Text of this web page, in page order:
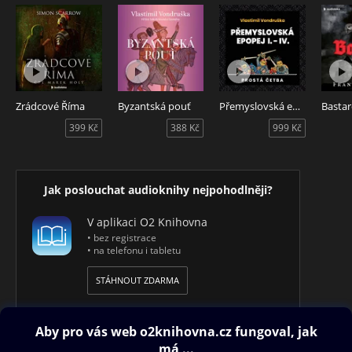
Copyrights:
Audiokniha (P) & © OneHotBook, 2018. Všechna práva
vyhrazena.
Aristokratka a vlna zločinnosti na zámku Kostka – audiokniha
obsahuje čtvrté pokračování humoristického románu, jehož
autorem je Evžen Boček. Čte Veronika Khek Kubařová.
Zrádcové Říma
399 Kč
Byzantská pouť
388 Kč
Přemyslovská epopej I. - IV.
999 Kč
Jak poslouchat audioknihy nejpohodlněji?
V aplikaci O2 Knihovna
• bez registrace
• na telefonu i tabletu
STÁHNOUT ZDARMA